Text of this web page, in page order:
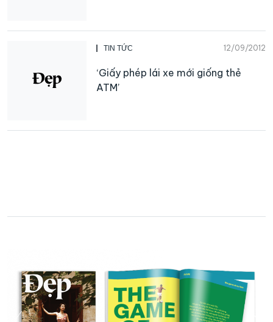
TIN TỨC 12/09/2012
‘Giấy phép lái xe mới giống thẻ
ATM’